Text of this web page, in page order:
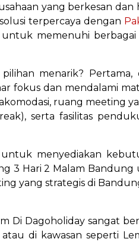
yang berkesan dan
terpercaya dengan
untuk memenuhi
menarik? Pertama,
fokus dan mendalami
ruang meeting
serta fasilitas
menyediakan
3 Hari 2 Malam Bandung
yang strategis di
Di Dagoholiday sangat
di kawasan seperti